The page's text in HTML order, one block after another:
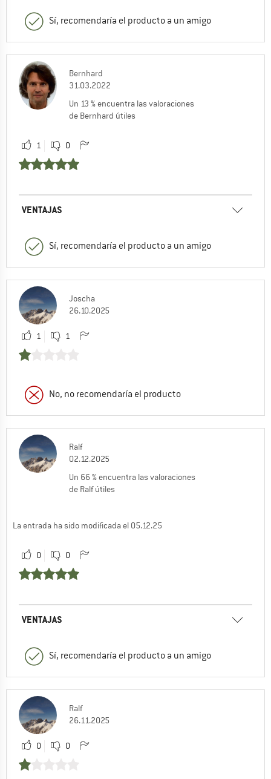
Sí, recomendaría el producto a un amigo
Bernhard
31.03.2022
Un 13 % encuentra las valoraciones
de Bernhard útiles
1 0
VENTAJAS
Sí, recomendaría el producto a un amigo
Joscha
26.10.2025
1 1
No, no recomendaría el producto
Ralf
02.12.2025
Un 66 % encuentra las valoraciones
de Ralf útiles
La entrada ha sido modificada el 05.12.25
0 0
VENTAJAS
Sí, recomendaría el producto a un amigo
Ralf
26.11.2025
0 0